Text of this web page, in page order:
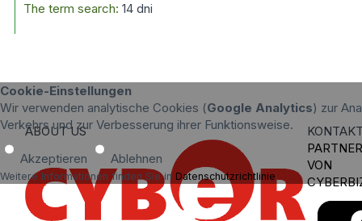
The term search: 14 dni
Cookie-Einstellungen
Wir verwenden analytische Cookies (Google Analytics) zur
Verkehrs und zur Verbesserung ihrer Funktionsweise.
Akzeptieren Ablehnen
Weitere Informationen finden Sie in Datenschutzrichtlinie.
ABOUT US
VON